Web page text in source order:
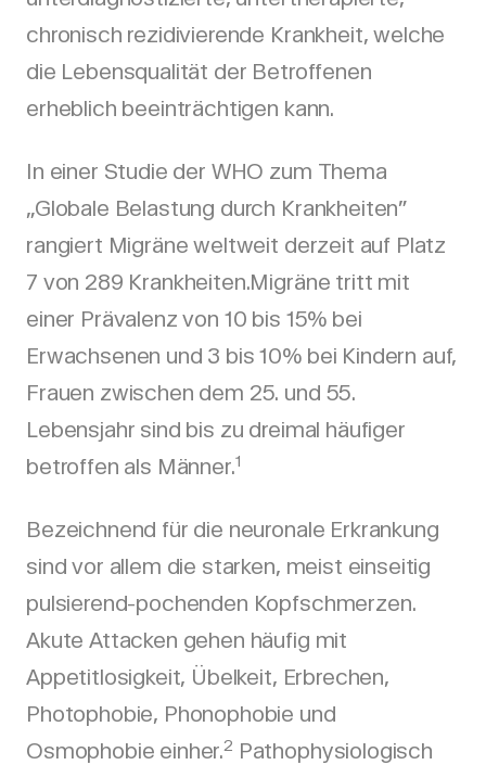
chronisch rezidivierende Krankheit, welche
die Lebensqualität der Betroffenen
erheblich beeinträchtigen kann.
In einer Studie der WHO zum Thema
„Globale Belastung durch Krankheiten”
rangiert Migräne weltweit derzeit auf Platz
7 von 289 Krankheiten.Migräne tritt mit
einer Prävalenz von 10 bis 15% bei
Erwachsenen und 3 bis 10% bei Kindern auf,
Frauen zwischen dem 25. und 55.
Lebensjahr sind bis zu dreimal häufiger
betroffen als Männer.1
Bezeichnend für die neuronale Erkrankung
sind vor allem die starken, meist einseitig
pulsierend-pochenden Kopfschmerzen.
Akute Attacken gehen häufig mit
Appetitlosigkeit, Übelkeit, Erbrechen,
Photophobie, Phonophobie und
Osmophobie einher.2 Pathophysiologisch